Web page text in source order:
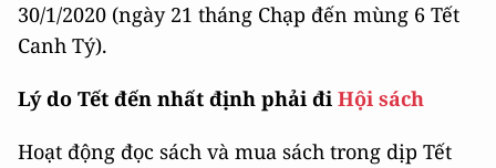
30/1/2020 (ngày 21 tháng Chạp đến mùng 6 Tết
Canh Tý).
Lýdo Tết đến nhất định phải đi Hội sách
Hoạt động đọc sách và mua sách trong dịp Tết